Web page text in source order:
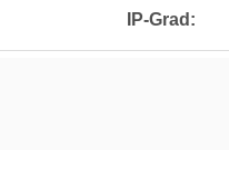
IP-Grad: